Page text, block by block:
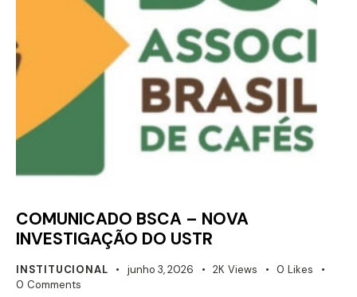
COMUNICADO BSCA – NOVA
INVESTIGAÇÃO DO USTR
INSTITUCIONAL junho 3, 2026 2K Views 0 Likes
0 Comments